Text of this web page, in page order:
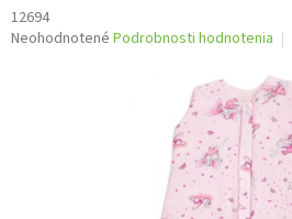
12694
Priemerné
Neohodnotené Podrobnosti hodnotenia